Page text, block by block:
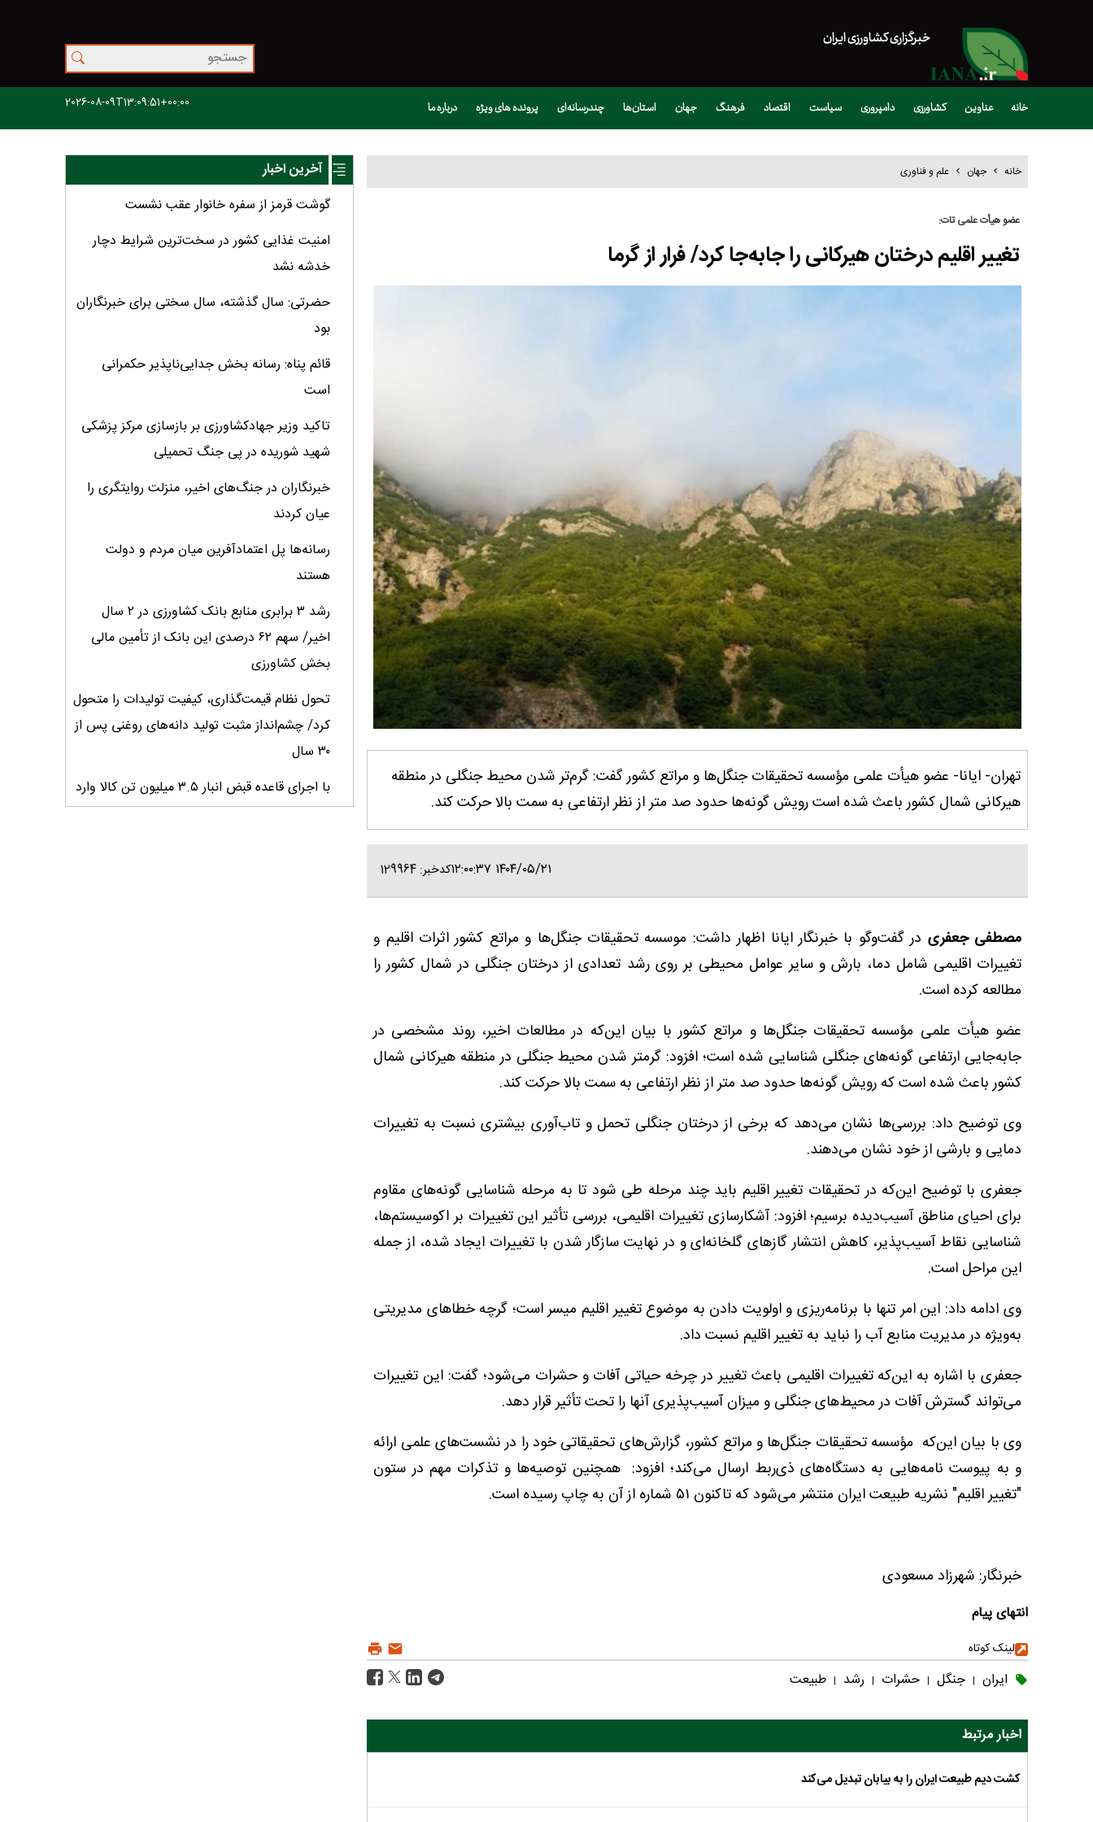
خبرگزاری کشاورزی ایران
خانه عناوین کشاورزی دامپروری سیاست اقتصاد فرهنگ جهان استان‌ها چندرسانه‌ای پرونده های ویژه درباره ما 2026-08-09T13:09:51+00:00
خانه جهان علم و فناوری
عضو هیأت علمی تات:
تغییر اقلیم درختان هیرکانی را جابه‌جا کرد/ فرار از گرما
تهران- ایانا- عضو هیأت علمی مؤسسه تحقیقات جنگل‌ها و مراتع کشور گفت: گرم‌تر شدن محیط جنگلی در منطقه
هیرکانی شمال کشور باعث شده است رویش گونه‌ها حدود صد متر از نظر ارتفاعی به سمت بالا حرکت کند.
۱۴۰۴/۰۵/۲۱ ۱۲:۰۰:۳۷ کدخبر: 129964
مصطفی جعفری در گفت‌وگو با خبرنگار ایانا اظهار داشت: موسسه تحقیقات جنگل‌ها و مراتع کشور اثرات اقلیم و
تغییرات اقلیمی شامل دما، بارش و سایر عوامل محیطی بر روی رشد تعدادی از درختان جنگلی در شمال کشور را
مطالعه کرده است.
عضو هیأت علمی مؤسسه تحقیقات جنگل‌ها و مراتع کشور با بیان این‌که در مطالعات اخیر، روند مشخصی در
جابه‌جایی ارتفاعی گونه‌های جنگلی شناسایی شده است؛ افزود: گرمتر شدن محیط جنگلی در منطقه هیرکانی شمال
کشور باعث شده است که رویش گونه‌ها حدود صد متر از نظر ارتفاعی به سمت بالا حرکت کند.
وی توضیح داد: بررسی‌ها نشان می‌دهد که برخی از درختان جنگلی تحمل و تاب‌آوری بیشتری نسبت به تغییرات
دمایی و بارشی از خود نشان می‌دهند.
جعفری با توضیح این‌که در تحقیقات تغییر اقلیم باید چند مرحله طی شود تا به مرحله شناسایی گونه‌های مقاوم
برای احیای مناطق آسیب‌دیده برسیم؛ افزود: آشکارسازی تغییرات اقلیمی، بررسی تأثیر این تغییرات بر اکوسیستم‌ها،
شناسایی نقاط آسیب‌پذیر، کاهش انتشار گازهای گلخانه‌ای و در نهایت سازگار شدن با تغییرات ایجاد شده، از جمله
این مراحل است.
وی ادامه داد: این امر تنها با برنامه‌ریزی و اولویت دادن به موضوع تغییر اقلیم میسر است؛ گرچه خطاهای مدیریتی
به‌ویژه در مدیریت منابع آب را نباید به تغییر اقلیم نسبت داد.
جعفری با اشاره به این‌که تغییرات اقلیمی باعث تغییر در چرخه حیاتی آفات و حشرات می‌شود؛ گفت: این تغییرات
می‌تواند گسترش آفات در محیط‌های جنگلی و میزان آسیب‌پذیری آنها را تحت تأثیر قرار دهد.
وی با بیان این‌که مؤسسه تحقیقات جنگل‌ها و مراتع کشور، گزارش‌های تحقیقاتی خود را در نشست‌های علمی ارائه
و به پیوست نامه‌هایی به دستگاه‌های ذی‌ربط ارسال می‌کند؛ افزود: همچنین توصیه‌ها و تذکرات مهم در ستون
"تغییر اقلیم" نشریه طبیعت ایران منتشر می‌شود که تاکنون ۵۱ شماره از آن به چاپ رسیده است.
خبرنگار: شهرزاد مسعودی
انتهای پیام
لینک کوتاه
ایران | جنگل | حشرات | رشد | طبیعت
اخبار مرتبط
کشت دیم طبیعت ایران را به بیابان تبدیل می‌کند
آخرین اخبار
گوشت قرمز از سفره خانوار عقب نشست
امنیت غذایی کشور در سخت‌ترین شرایط دچار
خدشه نشد
حضرتی: سال گذشته، سال سختی برای خبرنگاران
بود
قائم پناه: رسانه بخش جدایی‌ناپذیر حکمرانی
است
تاکید وزیر جهادکشاورزی بر بازسازی مرکز پزشکی
شهید شوریده در پی جنگ تحمیلی
خبرنگاران در جنگ‌های اخیر، منزلت روایتگری را
عیان کردند
رسانه‌ها پل اعتمادآفرین میان مردم و دولت
هستند
رشد ۳ برابری منابع بانک کشاورزی در ۲ سال
اخیر/ سهم ۶۲ درصدی این بانک از تأمین مالی
بخش کشاورزی
تحول نظام قیمت‌گذاری، کیفیت تولیدات را متحول
کرد/ چشم‌انداز مثبت تولید دانه‌های روغنی پس از
۳۰ سال
با اجرای قاعده قبض انبار ۳.۵ میلیون تن کالا وارد
کشور شد